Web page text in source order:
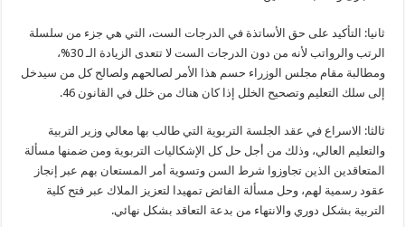
ثانيا: التأكيد على حق الأساتذة في الدرجات الست، التي هي جزء من سلسلة
الرتب والرواتب لأنه من دون الدرجات الست لا تتعدى الزيادة الـ 30%،
ومطالبة مقام مجلس الوزراء حسم هذا الأمر لصالحهم ولصالح كل من سيدخل
إلى سلك التعليم وتصحيح الخلل إذا كان هناك من خلل في القانون 46.
ثالثا: الاسراع في عقد الجلسة التربوية التي طالب بها معالي وزير التربية
والتعليم العالي، وذلك من أجل حل كل الإشكاليات التربوية ومن ضمنها مسألة
المتعاقدين الذين تجاوزوا شرط السن وتسوية أمر المستعان بهم عبر إنجاز
عقود رسمية لهم، وحل مسألة الفائض تمهيدا لتعزيز الملاك عبر فتح كلية
التربية بشكل دوري والانتهاء من بدعة التعاقد بشكل نهائي.